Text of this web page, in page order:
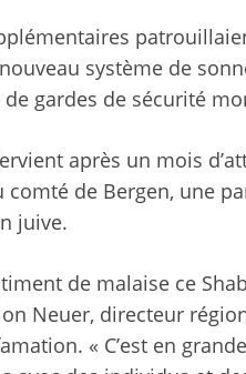
système de
gardes de sécurité
après un mois
de Bergen, une
juive.
de malaise ce
Neuer, directeur
« C’est en